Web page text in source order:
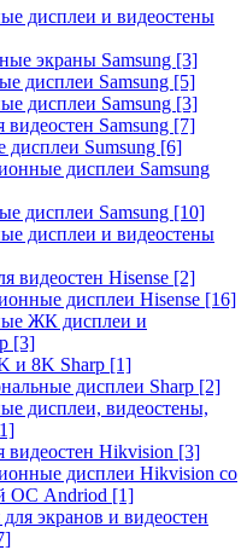
дисплеи и видеостены
экраны Samsung [3]
дисплеи Samsung [5]
дисплеи Samsung [3]
Samsung [7]
Sumsung [6]
дисплеи Samsung
дисплеи Samsung [10]
дисплеи и видеостены
видеостен Hisense [2]
дисплеи Hisense [16]
ЖК дисплеи и
[3]
и 8K Sharp [1]
дисплеи Sharp [2]
дисплеи, видеостены,
видеостен Hikvision [3]
дисплеи Hikvision со
ОС Andriod [1]
экранов и видеостен